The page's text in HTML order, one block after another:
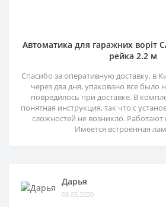
Автоматика для гаражних воріт
рейка 2.2 м
Спасибо за оперативную доставку, в
через два дня, упаковано все было
повредилось при доставке. В
понятная инструкция, так что с
сложностей не возникло.
Имеется встроенная
Дарья
08.05.2020